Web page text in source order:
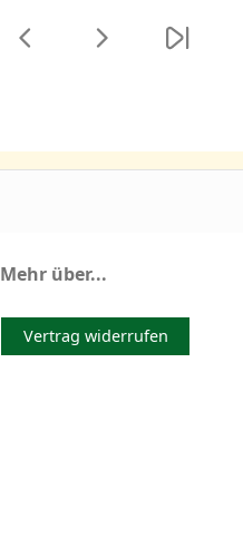
Mehr über...
Vertrag widerrufen